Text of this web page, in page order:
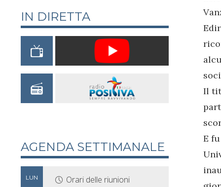
Il
E
IN DIRETTA
AGENDA SETTIMANALE
LUN Orari delle riunioni